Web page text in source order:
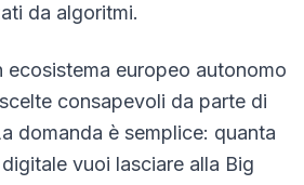
da algoritmi.
ecosistema europeo autonomo
consapevoli da parte di
domanda è semplice: quanta
vuoi lasciare alla Big